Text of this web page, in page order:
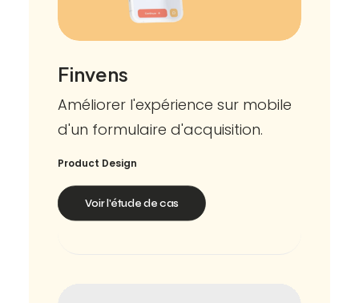
Finvens
Améliorer l'expérience sur mobile
d'un formulaire d'acquisition.
Product Design
Voir l'étude de cas